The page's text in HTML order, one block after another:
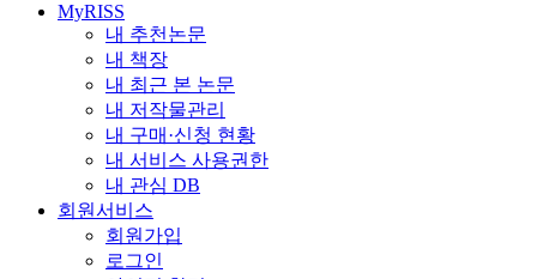
MyRISS
내 추천논문
내 책장
내 최근 본 논문
내 저작물관리
내 구매·신청 현황
내 서비스 사용권한
내 관심 DB
회원서비스
회원가입
로그인